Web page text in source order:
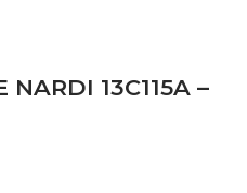
NARDI 13C115A –